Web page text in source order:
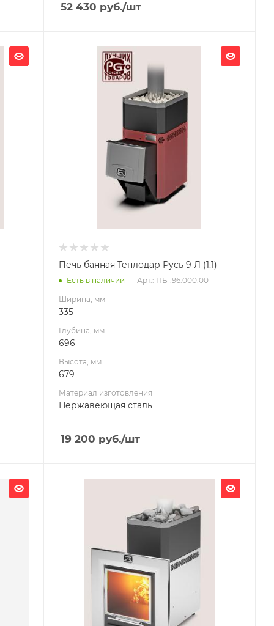
52 430 руб./шт
Ширина, мм
Глубина, мм
Материал изготовления
Нержавеющая сталь
Вид топлива
Диаметр дымохода, мм
370
Масса камней, кг
25
Гарантия, мес.
60
Печь банная Теплодар Русь 9 Л (1.1)
Есть в наличии Арт.: ПБ1.96.000.00
Ширина, мм
335
Глубина, мм
696
Высота, мм
679
Материал изготовления
Нержавеющая сталь
19 200 руб./шт
Материал изготовления
Нержавеющая сталь